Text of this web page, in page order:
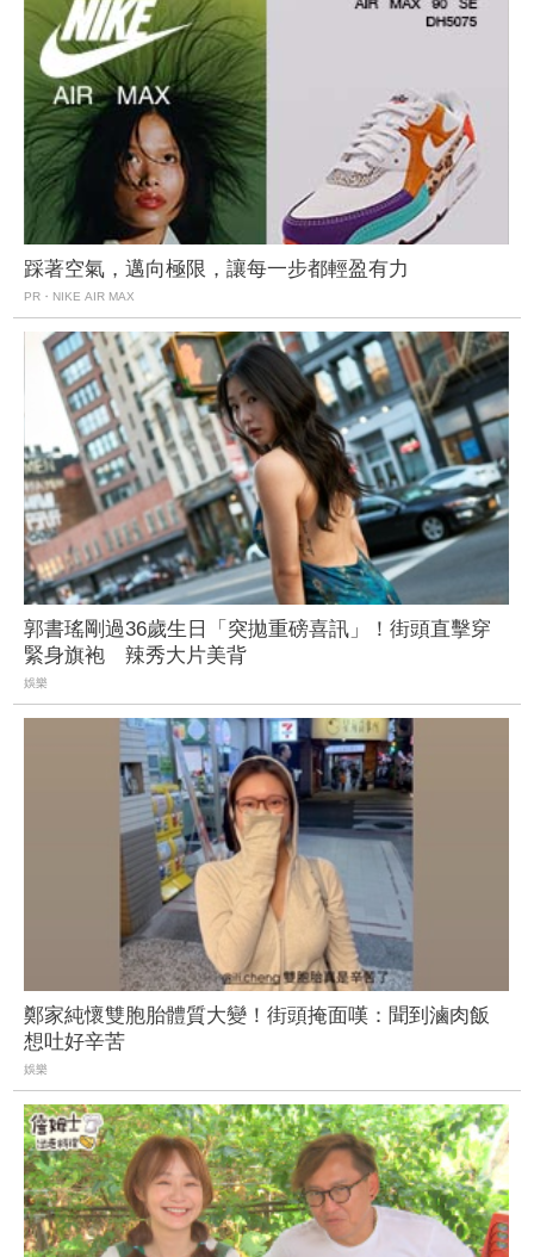
踩著空氣，邁向極限，讓每一步都輕盈有力
PR・NIKE AIR MAX
郭書瑤剛過36歲生日「突拋重磅喜訊」！街頭直擊穿
緊身旗袍 辣秀大片美背
娛樂
鄭家純懷雙胞胎體質大變！街頭掩面嘆：聞到滷肉飯
想吐好辛苦
娛樂